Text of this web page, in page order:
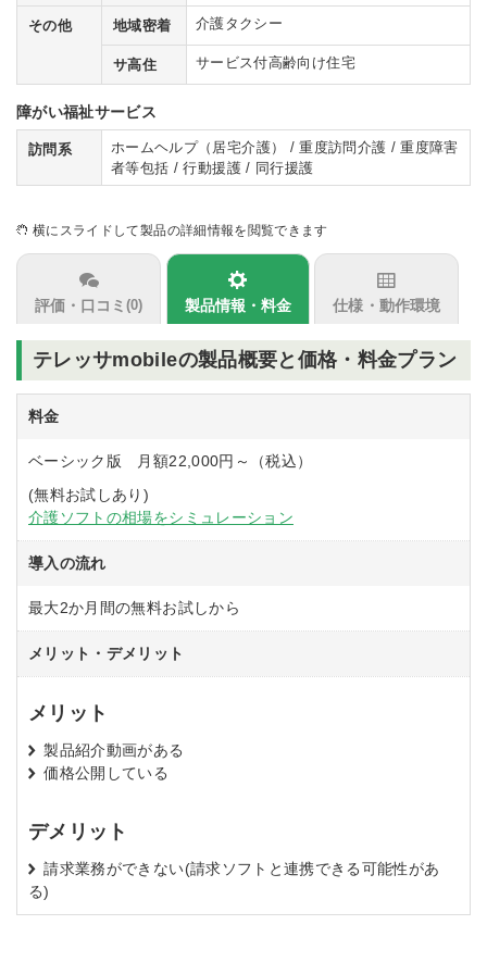
その他 地域密着 介護タクシー
サ高住 サービス付高齢向け住宅
障がい福祉サービス
訪問系
ホームヘルプ（居宅介護） / 重度訪問介護 / 重度障害
者等包括 / 行動援護 / 同行援護
横にスライドして製品の詳細情報を閲覧できます
評価・口コミ(0) 製品情報・料金 仕様・動作環境
テレッサmobileの製品概要と価格・料金プラン
料金
ベーシック版 月額22,000円～（税込）
(無料お試しあり)
介護ソフトの相場をシミュレーション
導入の流れ
最大2か月間の無料お試しから
メリット・デメリット
メリット
製品紹介動画がある
価格公開している
デメリット
請求業務ができない(請求ソフトと連携できる可能性があ
る)